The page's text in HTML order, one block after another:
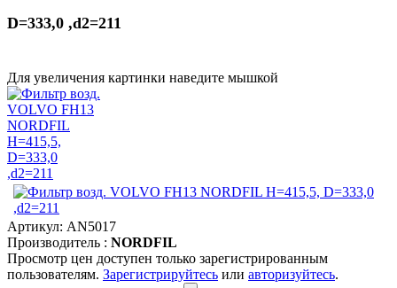
D=333,0 ,d2=211
Для увеличения картинки наведите мышкой
Артикул: AN5017
Производитель : NORDFIL
Просмотр цен доступен только зарегистрированным
пользователям. Зарегистрируйтесь или авторизуйтесь.